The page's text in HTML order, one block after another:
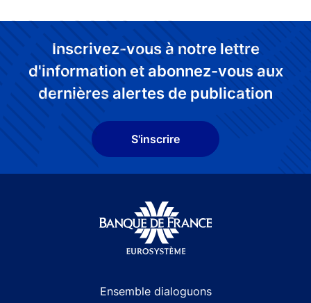
Inscrivez-vous à notre lettre
d'information et abonnez-vous aux
dernières alertes de publication
S'inscrire
Ensemble dialoguons